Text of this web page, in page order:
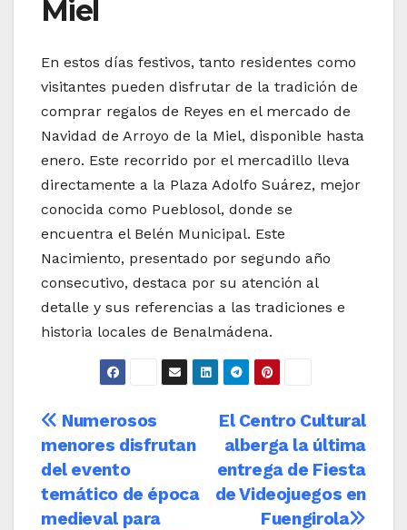
Miel
En estos días festivos, tanto residentes como
visitantes pueden disfrutar de la tradición de
comprar regalos de Reyes en el mercado de
Navidad de Arroyo de la Miel, disponible hasta
enero. Este recorrido por el mercadillo lleva
directamente a la Plaza Adolfo Suárez, mejor
conocida como Pueblosol, donde se
encuentra el Belén Municipal. Este
Nacimiento, presentado por segundo año
consecutivo, destaca por su atención al
detalle y sus referencias a las tradiciones e
historia locales de Benalmádena.
Navegación
de
entradas
El Centro Cultural
alberga la última
entrega de Fiesta
de Videojuegos en
Fuengirola
Numerosos
menores disfrutan
del evento
temático de época
medieval para